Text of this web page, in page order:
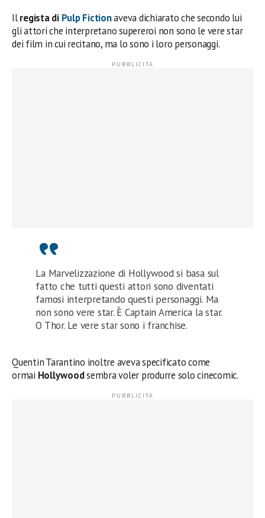
Ilregista di Pulp Fictionaveva dichiarato che secondo lui
gli attori che interpretano supereroi non sono le vere star
dei film in cui recitano, ma lo sono i loro personaggi.
La Marvelizzazione di Hollywood si basa sul
fatto che tutti questi attori sono diventati
famosi interpretando questi personaggi. Ma
non sono vere star. È Captain America la star.
O Thor. Le vere star sono i franchise.
Quentin Tarantino inoltre aveva specificato come
ormai Hollywoodsembra voler produrre solo cinecomic.